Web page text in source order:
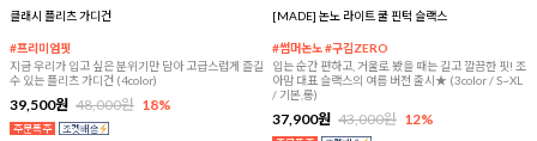
클래시 플리츠 가디건
#프리미엄핏
지금 우리가 입고 싶은 분위기만 담아 고급스럽게 즐길
수 있는 플리츠 가디건 (4color)
39,500원 48,000원 18%
[MADE] 논노 라이트 쿨 핀턱 슬랙스
#썸머논노 #구김ZERO
입는 순간 편하고, 거울로 봤을 때는 길고 깔끔한 핏! 조
아맘 대표 슬랙스의 여름 버전 출시★ (3color / S~XL
/ 기본,롱)
37,900원 43,000원 12%